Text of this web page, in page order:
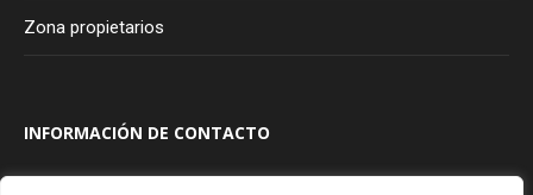
Zona propietarios
INFORMACIÓN DE CONTACTO